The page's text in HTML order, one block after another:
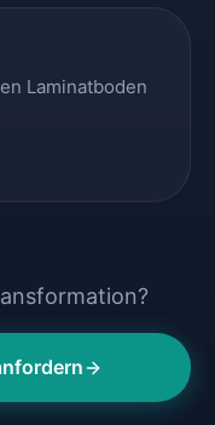
Laminatboden